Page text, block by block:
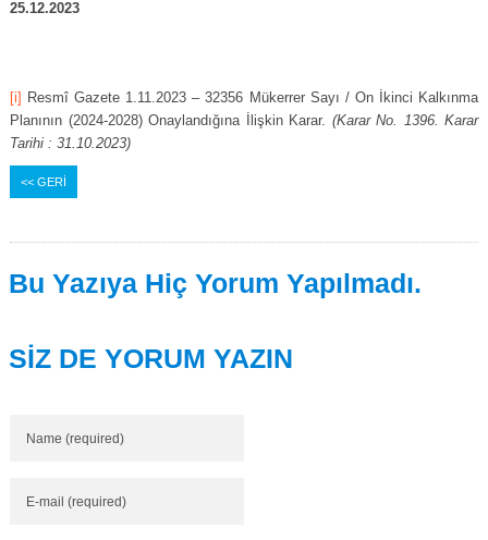
25.12.2023
[i] Resmî Gazete 1.11.2023 – 32356 Mükerrer Sayı / On İkinci Kalkınma
Planının (2024-2028) Onaylandığına İlişkin Karar. (Karar No. 1396. Karar
Tarihi : 31.10.2023)
<< GERİ
Bu Yazıya Hiç Yorum Yapılmadı.
SİZ DE YORUM YAZIN